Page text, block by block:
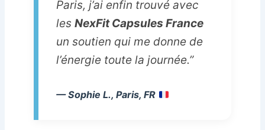
Paris, j’ai enfin trouvé avec
lesNexFit Capsules France
un soutien qui me donne de
l’énergie toute la journée.”
— Sophie L., Paris, FR